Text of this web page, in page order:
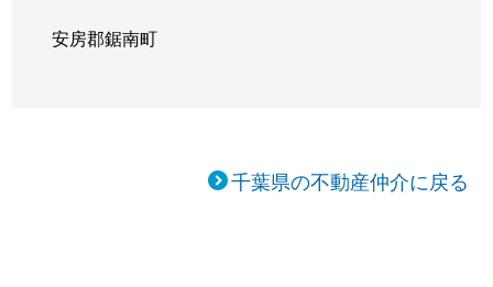
安房郡鋸南町
千葉県の不動産仲介に戻る